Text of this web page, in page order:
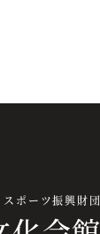
ポーツ振興財団